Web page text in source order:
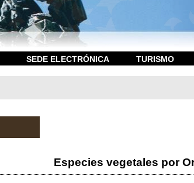
SEDE ELECTRÓNICA TURISMO
Especies vegetales por